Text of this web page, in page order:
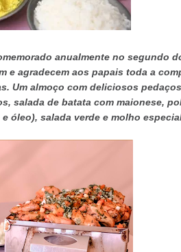
anualmente no segundo
e agradecem aos papais toda a
Um almoço com deliciosos
salada de batata com maionese,
óleo), salada verde e molho